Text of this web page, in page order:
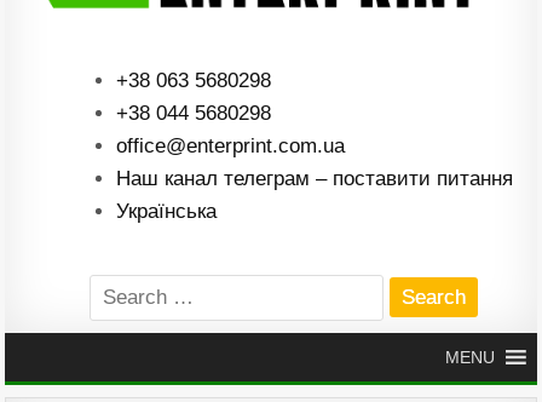
+38 063 5680298
+38 044 5680298
office@enterprint.com.ua
Наш канал телеграм – поставити питання
Українська
Search
for:
MENU